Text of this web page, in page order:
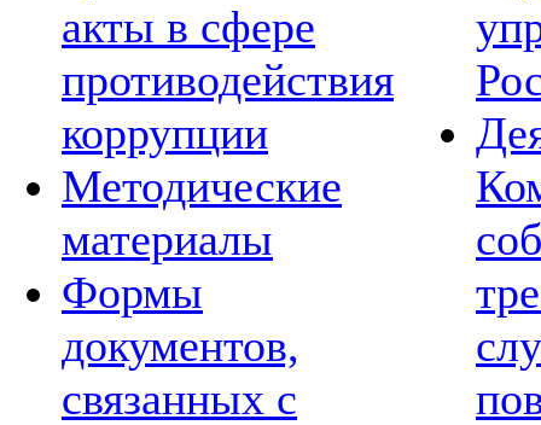
акты в сфере
противодействия
коррупции
Методические
материалы
Формы
документов,
связанных с